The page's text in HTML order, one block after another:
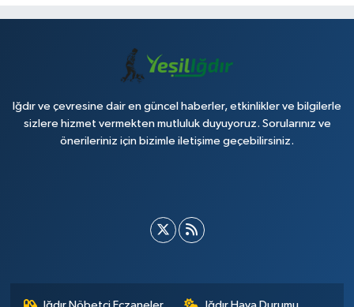
Iğdır ve çevresine dair en güncel haberler, etkinlikler ve bilgilerle
sizlere hizmet vermekten mutluluk duyuyoruz. Sorularınız ve
önerileriniz için bizimle iletişime geçebilirsiniz.